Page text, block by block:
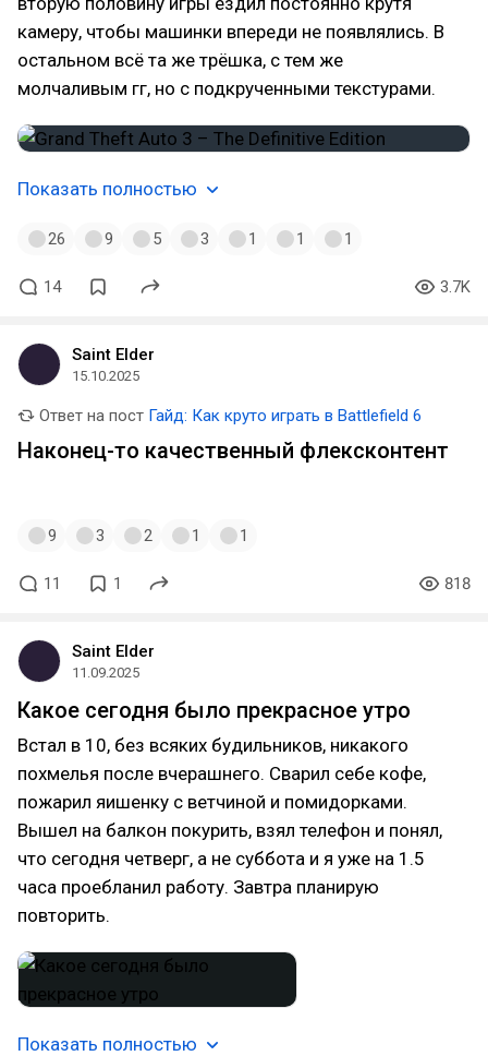
камеру, чтобы машинки впереди не появлялись. В
остальном всё та же трёшка, с тем же
молчаливым гг, но с подкрученными текстурами.
Показать полностью
26 9 5 3 1 1 1
14 3.7K
Saint Elder
15.10.2025
Ответ на пост Гайд: Как круто играть в Battlefield 6
Наконец-то качественный флексконтент
9 3 2 1 1
11 1 818
Saint Elder
11.09.2025
Какое сегодня было прекрасное утро
Встал в 10, без всяких будильников, никакого
похмелья после вчерашнего. Сварил себе кофе,
пожарил яишенку с ветчиной и помидорками.
Вышел на балкон покурить, взял телефон и понял,
что сегодня четверг, а не суббота и я уже на 1.5
часа проебланил работу. Завтра планирую
повторить.
Показать полностью